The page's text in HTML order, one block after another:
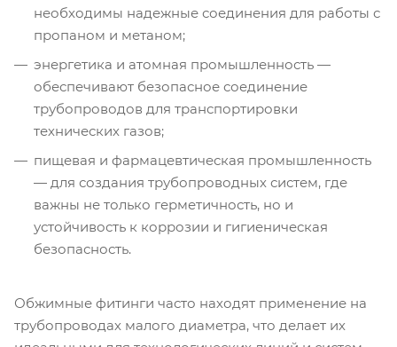
необходимы надежные соединения для работы с
пропаном и метаном;
энергетика и атомная промышленность —
обеспечивают безопасное соединение
трубопроводов для транспортировки
технических газов;
пищевая и фармацевтическая промышленность
— для создания трубопроводных систем, где
важны не только герметичность, но и
устойчивость к коррозии и гигиеническая
безопасность.
Обжимные фитинги часто находят применение на
трубопроводах малого диаметра, что делает их